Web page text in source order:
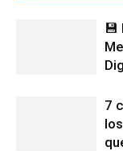
💾
7